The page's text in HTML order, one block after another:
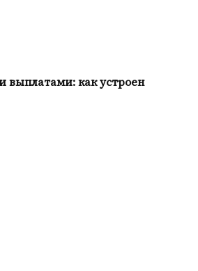
выплатами: как устроен